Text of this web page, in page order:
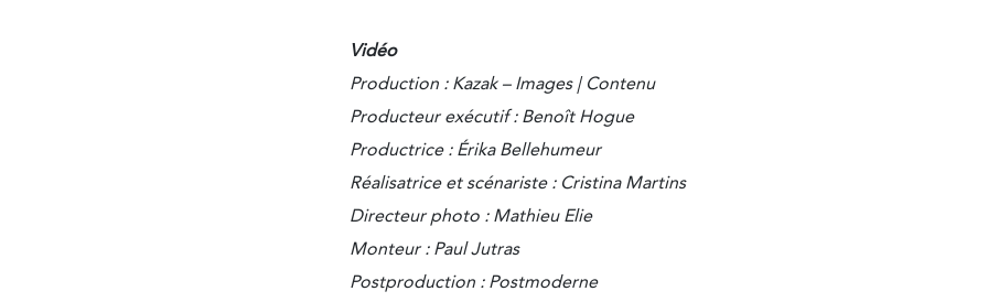
Vidéo
Production : Kazak – Images | Contenu
Producteur exécutif : Benoît Hogue
Productrice : Érika Bellehumeur
Réalisatrice et scénariste : Cristina Martins
Directeur photo : Mathieu Elie
Monteur : Paul Jutras
Postproduction : Postmoderne